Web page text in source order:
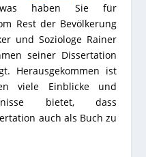
haben Sie für
Rest der Bevölkerung
und Soziologe Rainer
seiner Dissertation
Herausgekommen ist
viele Einblicke und
bietet, dass
auch als Buch zu